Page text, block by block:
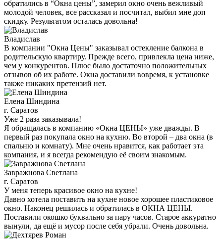
обратились в “Окна цены”, замерил окно очень вежливый
молодой человек, все рассказал и посчитал, выбил мне доп
скидку. Результатом осталась довольна!
Владислав
В компании "Окна Цены" заказывал остекление балкона в
родительскую квартиру. Прежде всего, привлекла цена ниже,
чем у конкурентов. Плюс было достаточно положительных
отзывов об их работе. Окна доставили вовремя, к установке
также никаких претензий нет.
Елена Шиндина
г. Саратов
Уже 2 раза заказывала!
Я обращалась в компанию «Окна ЦЕНЫ» уже дважды. В
первый раз покупала окно на кухню. Во второй – два окна (в
спальню и комнату). Мне очень нравится, как работает эта
компания, и я всегда рекомендую её своим знакомым.
Завражнова Светлана
г. Саратов
У меня теперь красивое окно на кухне!
Давно хотела поставить на кухне новое хорошее пластиковое
окно. Наконец решилась и обратилась в ОКНА ЦЕНЫ.
Поставили окошко буквально за пару часов. Старое аккуратно
вынули, да ещё и мусор после себя убрали. Очень довольна.